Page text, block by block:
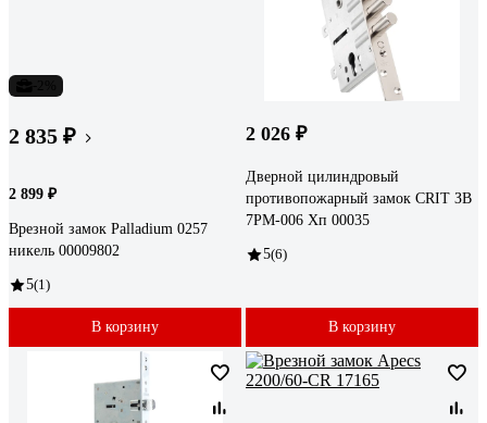
2 835 ₽
2 899 ₽
Врезной замок Palladium 0257
никель 00009802
5(1)
В корзину
2 026 ₽
Дверной цилиндровый
противопожарный замок CRIT ЗВ
7РМ-006 Хп 00035
5(6)
В корзину